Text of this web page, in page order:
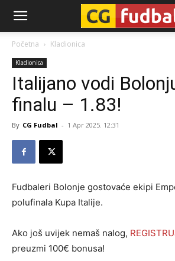
CG-
Fudbal
Početna Kladionica
Kladionica
Italijano vodi
finalu – 1.83!
By CG Fudbal - 1 Apr 2025. 12:31
Fudbaleri Bolonje gostovaće ekipi
polufinala Kupa Italije.
Ako još uvijek nemaš nalog,
preuzmi 100€ bonusa!